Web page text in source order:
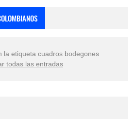
la etiqueta cuadros bodegones
todas las entradas